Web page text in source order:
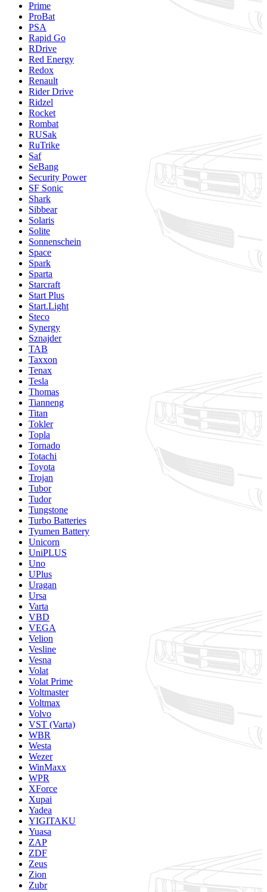
Prime
ProBat
PSA
Rapid Go
RDrive
Red Energy
Redox
Renault
Rider Drive
Ridzel
Rocket
Rombat
RUSak
RuTrike
Saf
SeBang
Security Power
SF Sonic
Shark
Sibbear
Solaris
Solite
Sonnenschein
Space
Spark
Sparta
Starcraft
Start Plus
Start.Light
Steco
Synergy
Sznajder
TAB
Taxxon
Tenax
Tesla
Thomas
Tianneng
Titan
Tokler
Topla
Tornado
Totachi
Toyota
Trojan
Tubor
Tudor
Tungstone
Turbo Batteries
Tyumen Battery
Unicorn
UniPLUS
Uno
UPlus
Uragan
Ursa
Varta
VBD
VEGA
Velion
Vesline
Vesna
Volat
Volat Prime
Voltmaster
Voltmax
Volvo
VST (Varta)
WBR
Westa
Wezer
WinMaxx
WPR
XForce
Xupai
Yadea
YIGITAKU
Yuasa
ZAP
ZDF
Zeus
Zion
Zubr